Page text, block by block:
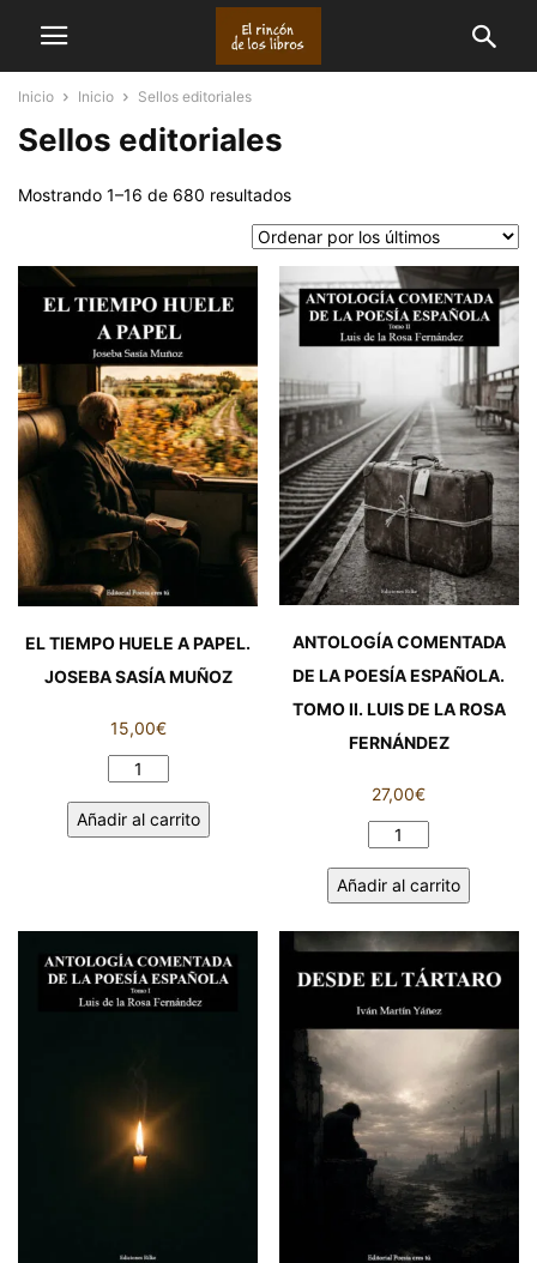
Inicio Inicio Sellos editoriales
Sellos editoriales
Mostrando 1–16 de 680 resultadosOrdenado
los
últimos
EL TIEMPO HUELE A PAPEL.
JOSEBA SASÍA MUÑOZ
15,00€
HUELE
MUÑOZ
cantidad
Añadir al carrito
ANTOLOGÍA COMENTADA
DE LA POESÍA ESPAÑOLA.
TOMO II. LUIS DE LA ROSA
FERNÁNDEZ
27,00€
ANTOLOGÍA
DE
POESÍA
ESPAÑOLA.
TOMO
II.
DE
LA
ROSA
FERNÁNDEZ
cantidad
Añadir al carrito